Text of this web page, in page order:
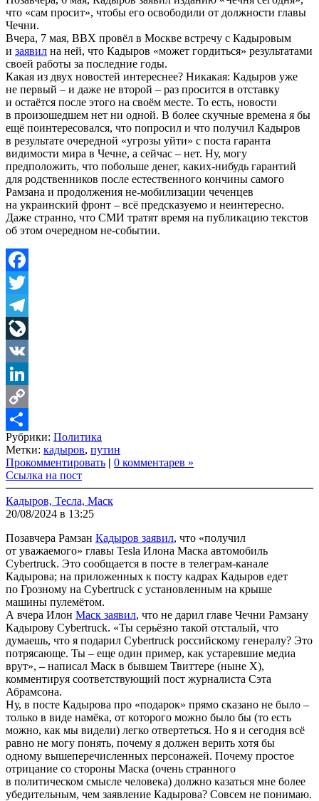
что «сам просит», чтобы его освободили от должности главы
Чечни.
Вчера, 7 мая, ВВХ провёл в Москве встречу с Кадыровым
и заявил на ней, что Кадыров «может гордиться» результатами
своей работы за последние годы.
Какая из двух новостей интереснее? Никакая: Кадыров уже
не первый – и даже не второй – раз просится в отставку
и остаётся после этого на своём месте. То есть, новости
в произошедшем нет ни одной. В более скучные времена я бы
ещё поинтересовался, что попросил и что получил Кадыров
в результате очередной «угрозы уйти» с поста гаранта
видимости мира в Чечне, а сейчас – нет. Ну, могу
предположить, что побольше денег, каких-нибудь гарантий
для родственников после естественного кончины самого
Рамзана и продолжения не-мобилизации чеченцев
на украинский фронт – всё предсказуемо и неинтересно.
Даже странно, что СМИ тратят время на публикацию текстов
об этом очередном не-событии.
Facebook
Twitter
Telegram
LiveJournal
VK
LinkedIn
Copy
Link
Share
Рубрики: Политика
Метки: кадыров, путин
Прокомментировать | 0 комментарев »
Ссылка на пост
Кадыров, Тесла, Маск
20/08/2024 в 13:25
Позавчера Рамзан Кадыров заявил, что «получил
от уважаемого» главы Tesla Илона Маска автомобиль
Cybertruck. Это сообщается в посте в телеграм-канале
Кадырова; на приложенных к посту кадрах Кадыров едет
по Грозному на Cybertruck с установленным на крыше
машины пулемётом.
А вчера Илон Маск заявил, что не дарил главе Чечни Рамзану
Кадырову Cybertruck. «Ты серьёзно такой отсталый, что
думаешь, что я подарил Cybertruck российскому генералу? Это
потрясающе. Ты – еще один пример, как устаревшие медиа
врут», – написал Маск в бывшем Твиттере (ныне X),
комментируя соответствующий пост журналиста Сэта
Абрамсона.
Ну, в посте Кадырова про «подарок» прямо сказано не было –
только в виде намёка, от которого можно было бы (то есть
можно, как мы видели) легко отвертеться. Но я и сегодня всё
равно не могу понять, почему я должен верить хотя бы
одному вышеперечисленных персонажей. Почему простое
отрицание со стороны Маска (очень странного
в политическом смысле человека) должно казаться мне более
убедительным, чем заявление Кадырова? Совсем не понимаю.